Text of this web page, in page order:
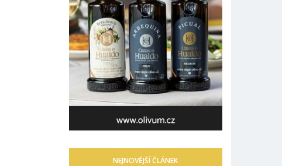
NEJNOVĚJŠÍ ČLÁNEK